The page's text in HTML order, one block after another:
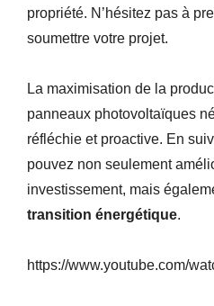
propriété. N’hésitez pas à
soumettre votre projet.
La maximisation de la
panneaux photovoltaïques
réfléchie et proactive. En
pouvez non seulement
investissement, mais
transition énergétique.
https://www.youtube.com/